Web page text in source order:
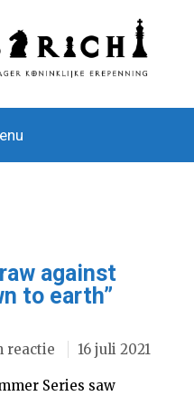
against
to earth”
reactie 16 juli 2021
Series saw